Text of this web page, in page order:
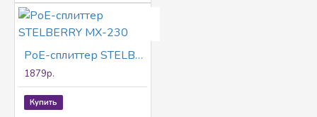
PoE-сплиттер STELBERRY MX-230
1879р.
Купить